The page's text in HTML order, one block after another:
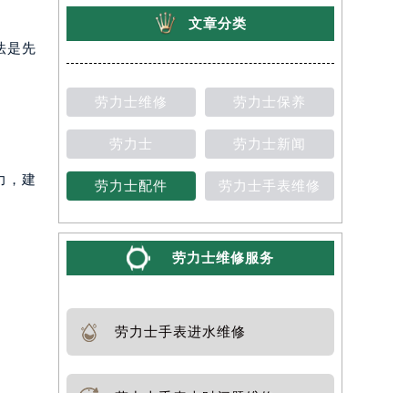
是先
，建
文章分类
劳力士维修 劳力士保养
劳力士 劳力士新闻
劳力士配件 劳力士手表维修
劳力士维修服务
劳力士手表进水维修